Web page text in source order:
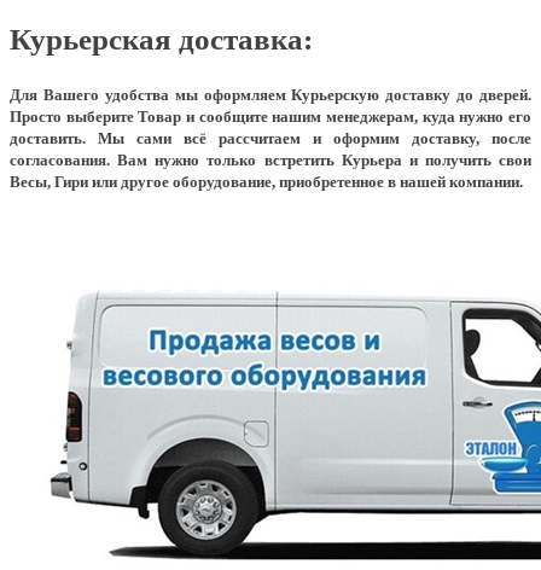
Курьерская доставка:
Для Вашего удобства мы оформляем Курьерскую доставку до дверей.
Просто выберите Товар и сообщите нашим менеджерам, куда нужно его
доставить. Мы сами всё рассчитаем и оформим доставку, после
согласования. Вам нужно только встретить Курьера и получить свои
Весы, Гири или другое оборудование, приобретенное в нашей компании.